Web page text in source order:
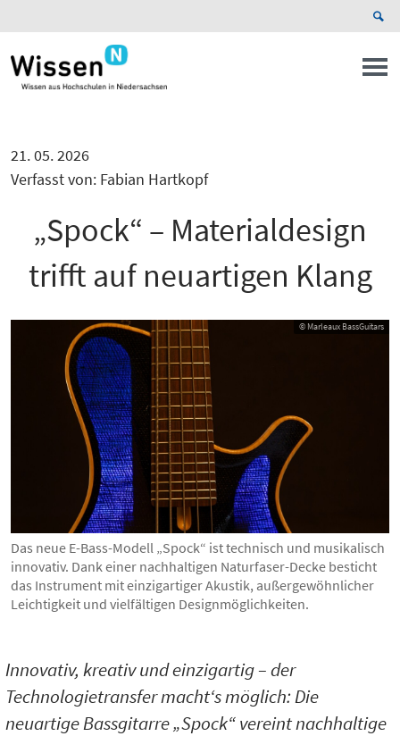
21. 05. 2026
Verfasst von: Fabian Hartkopf
„Spock“ – Materialdesign
trifft auf neuartigen Klang
© Marleaux BassGuitars
Das neue E-Bass-Modell „Spock“ ist technisch und musikalisch
innovativ. Dank einer nachhaltigen Naturfaser-Decke besticht
das Instrument mit einzigartiger Akustik, außergewöhnlicher
Leichtigkeit und vielfältigen Designmöglichkeiten.
Innovativ, kreativ und einzigartig – der
Technologietransfer macht‘s möglich: Die
neuartige Bassgitarre „Spock“ vereint nachhaltige